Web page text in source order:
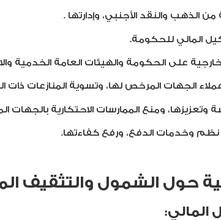
من الذهب والنقد الأجنبي، وإدارتها .
المالي للحكومة.
على الحكومة والهيئات العامة الخدمية
الجهات المرخص لها، وتسوية المنازعات ذات
ومنع الممارسات الاحتكارية بالجهات
وخدمات الدفع، ورفع كفاءتها.